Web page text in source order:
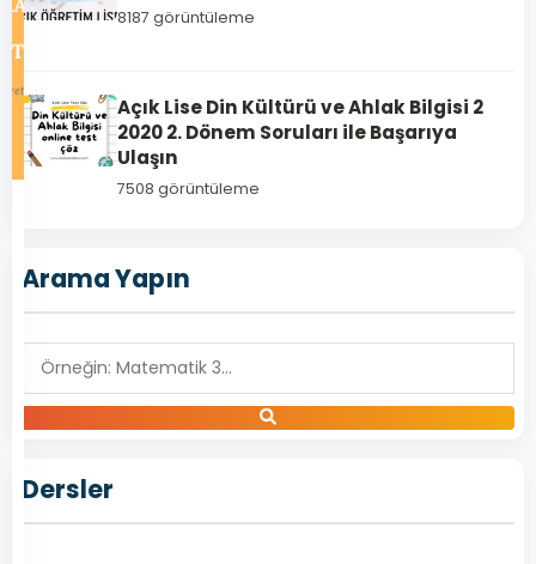
Açık
1
–
1.
8187 görüntüleme
Açık Lise Din Kültürü ve Ahlak Bilgisi 2
2020 2. Dönem Soruları ile Başarıya
Ulaşın
7508 görüntüleme
Arama Yapın
Dersler